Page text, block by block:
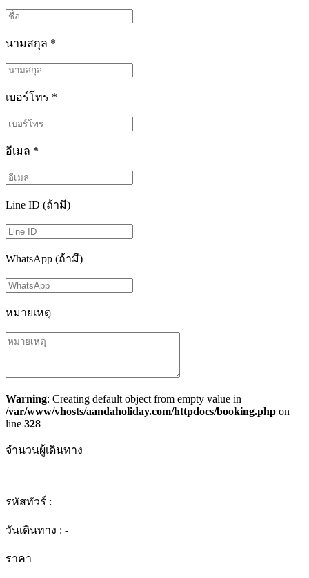
นามสกุล *
เบอร์โทร *
อีเมล *
Line ID (ถ้ามี)
WhatsApp (ถ้ามี)
หมายเหตุ
Warning: Creating default object from empty value in
/var/www/vhosts/aandaholiday.com/httpdocs/booking.php on
line 328
จำนวนผู้เดินทาง
รหัสทัวร์ :
วันเดินทาง : -
ราคา